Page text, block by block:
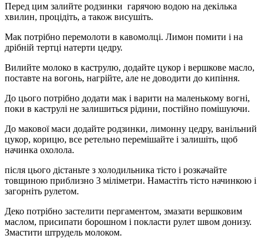
Перед цим залийте родзинки гарячою водою на декілька
хвилин, процідіть, а також висушіть.
Мак потрібно перемолоти в кавомолці. Лимон помити і на
дрібній тертці натерти цедру.
Вилийте молоко в каструлю, додайте цукор і вершкове масло,
поставте на вогонь, нагрійте, але не доводити до кипіння.
До цього потрібно додати мак і варити на маленькому вогні,
поки в каструлі не залишиться рідини, постійно помішуючи.
До макової маси додайте родзинки, лимонну цедру, ванільний
цукор, корицю, все ретельно перемішайте і залишіть, щоб
начинка охолола.
після цього дістаньте з холодильника тісто і розкачайте
товщиною приблизно 3 міліметри. Намастіть тісто начинкою і
загорніть рулетом.
Деко потрібно застелити пергаментом, змазати вершковим
маслом, присипати борошном і покласти рулет швом донизу.
Змастити штрудель молоком.